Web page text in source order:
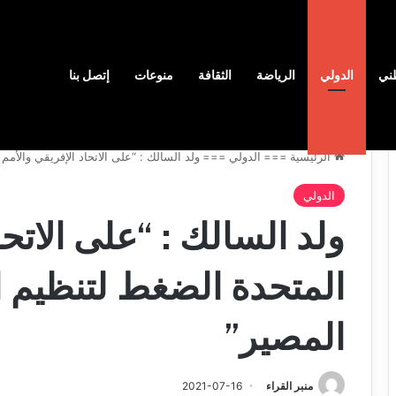
الدولي الرياضة الثقافة منوعات إتصل بنا الهجرة غير الشرعية”
الرئيسية === الدولي === ولد السالك : “على الاتحاد الإفريقي
الدولي
ولد السالك : “على
المتحدة الضغط لتنظيم
المصير”
منبر القراء 2021-07-16
وكأس الكونفدرالية يوم الخميس
سطيف
يضم
المدافع
شمس